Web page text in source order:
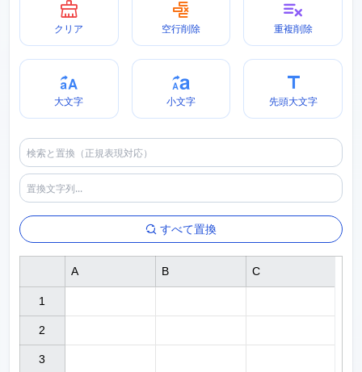
クリア 空行削除 重複削除
大文字 小文字 先頭大文字
すべて置換
1
2
3
A B C